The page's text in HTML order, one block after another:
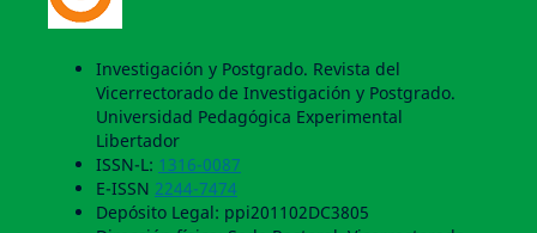
Investigación y Postgrado. Revista del
Vicerrectorado de Investigación y Postgrado.
Universidad Pedagógica Experimental
Libertador
ISSN-L: 1316-0087
E-ISSN 2244-7474
Depósito Legal: ppi201102DC3805